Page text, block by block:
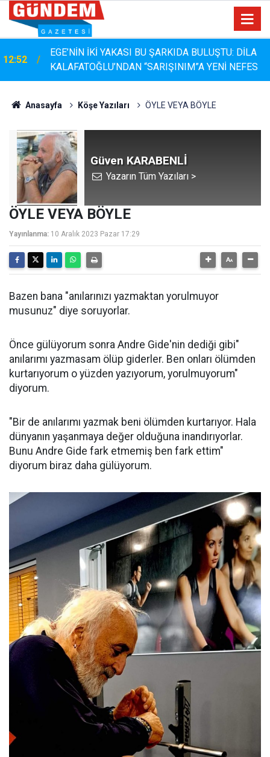
12:52
EGE’NİN İKİ YAKASI BU ŞARKIDA BULUŞTU: DİLA
KALAFATOĞLU’NDAN “SARIŞINIM”A YENİ NEFES
Anasayfa Köşe Yazıları ÖYLE VEYA BÖYLE
Güven KARABENLİ
Yazarın Tüm Yazıları >
ÖYLE VEYA BÖYLE
Yayınlanma: 10 Aralık 2023 Pazar 17:29
Bazen bana "anılarınızı yazmaktan yorulmuyor
musunuz" diye soruyorlar.
Önce gülüyorum sonra Andre Gide'nin dediği gibi"
anılarımı yazmasam ölüp giderler. Ben onları ölümden
kurtarıyorum o yüzden yazıyorum, yorulmuyorum"
diyorum.
"Bir de anılarımı yazmak beni ölümden kurtarıyor. Hala
dünyanın yaşanmaya değer olduğuna inandırıyorlar.
Bunu Andre Gide fark etmemiş ben fark ettim"
diyorum biraz daha gülüyorum.